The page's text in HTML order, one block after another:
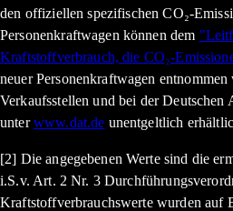
den offiziellen spezifischen CO₂-
Personenkraftwagen können dem
Kraftstoffverbrauch, die CO₂-
neuer Personenkraftwagen
Verkaufsstellen und bei der
unterwww.dat.de unentgeltlich
[2] Die angegebenen Werte sind die
i.S.v. Art. 2 Nr. 3
Kraftstoffverbrauchswerte wurden auf